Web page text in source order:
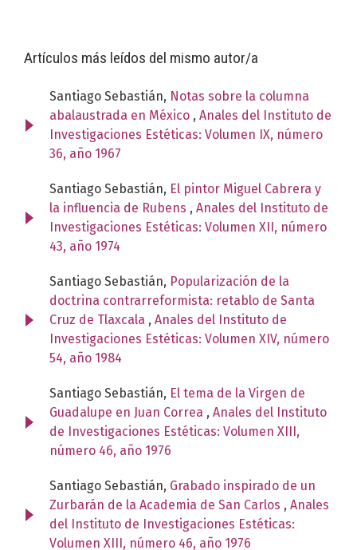
Artículos más leídos del mismo autor/a
Santiago Sebastián, Notas sobre la columna
abalaustrada en México , Anales del Instituto de
Investigaciones Estéticas: Volumen IX, número
36, año 1967
Santiago Sebastián, El pintor Miguel Cabrera y
la influencia de Rubens , Anales del Instituto de
Investigaciones Estéticas: Volumen XII, número
43, año 1974
Santiago Sebastián, Popularización de la
doctrina contrarreformista: retablo de Santa
Cruz de Tlaxcala , Anales del Instituto de
Investigaciones Estéticas: Volumen XIV, número
54, año 1984
Santiago Sebastián, El tema de la Virgen de
Guadalupe en Juan Correa , Anales del Instituto
de Investigaciones Estéticas: Volumen XIII,
número 46, año 1976
Santiago Sebastián, Grabado inspirado de un
Zurbarán de la Academia de San Carlos , Anales
del Instituto de Investigaciones Estéticas:
Volumen XIII, número 46, año 1976